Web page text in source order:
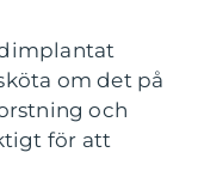
om det på
och
för att